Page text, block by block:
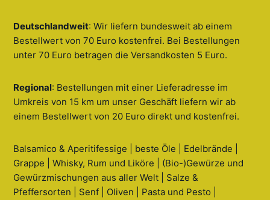
Deutschlandweit: Wir liefern bundesweit ab einem
Bestellwert von 70 Euro kostenfrei. Bei Bestellungen
unter 70 Euro betragen die Versandkosten 5 Euro.
Regional: Bestellungen mit einer Lieferadresse im
Umkreis von 15 km um unser Geschäft liefern wir ab
einem Bestellwert von 20 Euro direkt und kostenfrei.
Balsamico & Aperitifessige | beste Öle | Edelbrände |
Grappe | Whisky, Rum und Liköre | (Bio-)Gewürze und
Gewürzmischungen aus aller Welt | Salze &
Pfeffersorten | Senf | Oliven | Pasta und Pesto |